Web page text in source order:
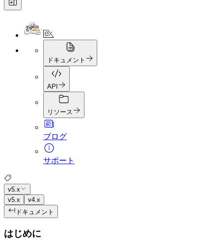
ドキュメント
API
リソース
ブログ
サポート
v5.x
v5.x
v4.x
ドキュメント
はじめに